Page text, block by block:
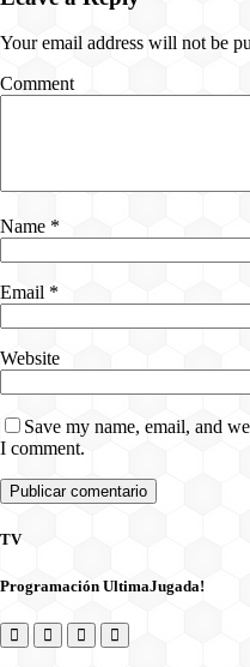
Your email address will not be
Comment
Name *
Email *
Website
Save my name, email, and
I comment.
TV
Programación UltimaJugada!